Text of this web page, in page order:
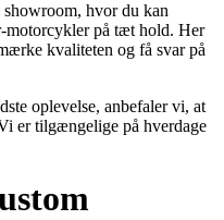
hvor du kan
motorcykler på tæt hold. Her
kvaliteten og få svar på
oplevelse, anbefaler vi, at
er tilgængelige på hverdage